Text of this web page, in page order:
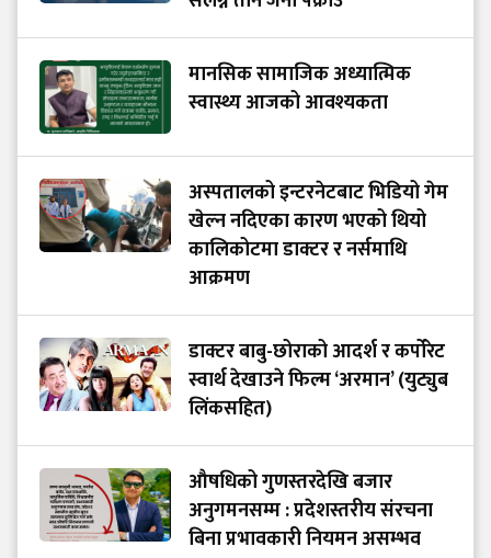
मानसिक सामाजिक अध्यात्मिक
स्वास्थ्य आजको आवश्यकता
अस्पतालको इन्टरनेटबाट भिडियो गेम
खेल्न नदिएका कारण भएको थियो
कालिकोटमा डाक्टर र नर्समाथि
आक्रमण
डाक्टर बाबु-छोराको आदर्श र कर्पोरेट
स्वार्थ देखाउने फिल्म ‘अरमान’ (युट्युब
लिंकसहित)
औषधिको गुणस्तरदेखि बजार
अनुगमनसम्म : प्रदेशस्तरीय संरचना
बिना प्रभावकारी नियमन असम्भव